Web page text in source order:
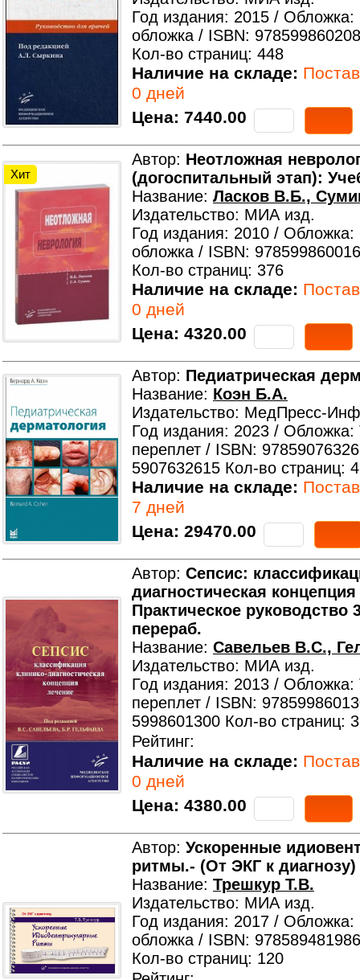
Год издания: 2015 / Обложка:
обложка / ISBN:
Кол-во страниц: 448
Наличие на складе:
0 дней
Цена: 7440.00
Хит
Автор: Неотложная
(догоспитальный этап):
Название: Ласков В.Б.,
Издательство: МИА изд.
Год издания: 2010 / Обложка:
обложка / ISBN:
Кол-во страниц: 376
Наличие на складе:
0 дней
Цена: 4320.00
Автор: Педиатрическая
Название: Коэн Б.А.
Издательство: МедПресс-
Год издания: 2023 /
переплет / ISBN:
5907632615 Кол-во страниц:
Наличие на складе:
7 дней
Цена: 29470.00
Автор: Сепсис:
диагностическая
Практическое руководство
перераб.
Название: Савельев В.С.,
Издательство: МИА изд.
Год издания: 2013 /
переплет / ISBN:
5998601300 Кол-во страниц:
Рейтинг:
Наличие на складе:
0 дней
Цена: 4380.00
Автор: Ускоренные
ритмы.- (От ЭКГ к диагнозу)
Название: Трешкур Т.В.
Издательство: МИА изд.
Год издания: 2017 / Обложка:
обложка / ISBN:
Кол-во страниц: 120